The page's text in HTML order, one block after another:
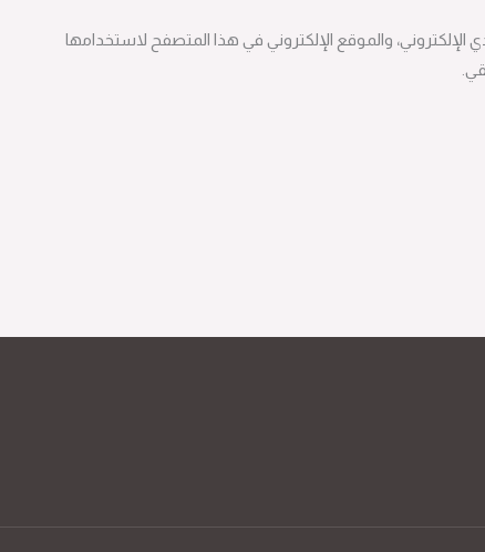
الإلكتروني، والموقع الإلكتروني في هذا المتصفح لاستخدامها